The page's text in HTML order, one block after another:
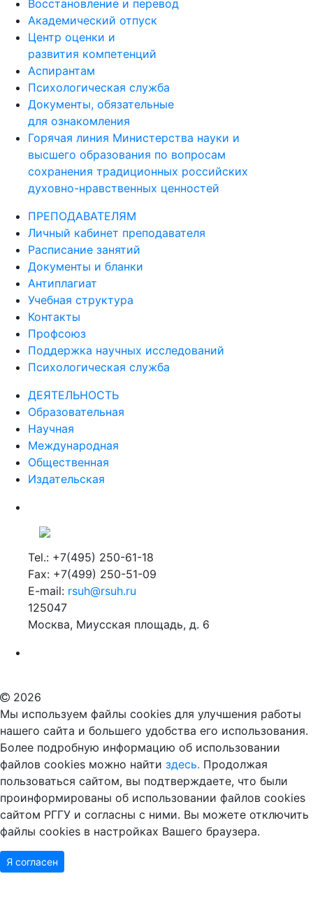
Восстановление и перевод
Академический отпуск
Центр оценки и
развития компетенций
Аспирантам
Психологическая служба
Документы, обязательные
для ознакомления
Горячая линия Министерства науки и
высшего образования по вопросам
сохранения традиционных российских
духовно-нравственных ценностей
ПРЕПОДАВАТЕЛЯМ
Личный кабинет преподавателя
Расписание занятий
Документы и бланки
Антиплагиат
Учебная структура
Контакты
Профсоюз
Поддержка научных исследований
Психологическая служба
ДЕЯТЕЛЬНОСТЬ
Образовательная
Научная
Международная
Общественная
Издательская
Tel.: +7(495) 250-61-18
Fax: +7(499) 250-51-09
E-mail: rsuh@rsuh.ru
125047
Москва, Миусская площадь, д. 6
2026
Мы используем файлы cookies для улучшения работы
нашего сайта и большего удобства его использования.
Более подробную информацию об использовании
файлов cookies можно найти здесь. Продолжая
пользоваться сайтом, вы подтверждаете, что были
проинформированы об использовании файлов cookies
сайтом РГГУ и согласны с ними. Вы можете отключить
файлы cookies в настройках Вашего браузера.
Я согласен